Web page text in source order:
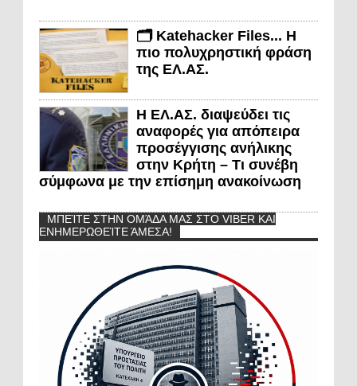
🗂️ Katehacker Files... Η
πιο πολυχρηστική φράση
της ΕΛ.ΑΣ.
Η ΕΛ.ΑΣ. διαψεύδει τις
αναφορές για απόπειρα
προσέγγισης ανήλικης
στην Κρήτη – Τι συνέβη
σύμφωνα με την επίσημη ανακοίνωση
ΜΠΕΊΤΕ ΣΤΗΝ ΟΜΆΔΑ ΜΑΣ ΣΤΟ VIBER ΚΑΙ
ΕΝΗΜΕΡΩΘΕΊΤΕ ΆΜΕΣΑ!